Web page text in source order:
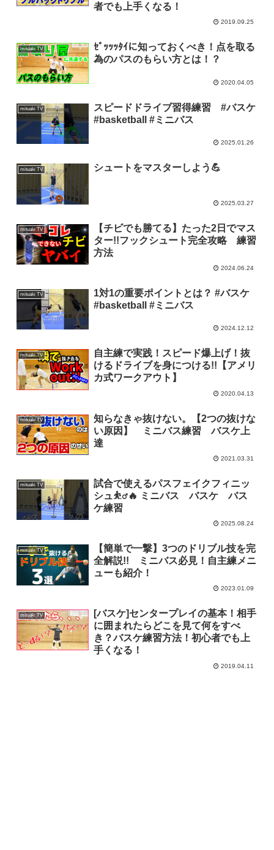
者でも上手くなる！
2019.09.25
mituaki TV
ｾﾞｯｯｯﾀｲに知っておくべき！点を取る
為のパスのもらい方とは！？
2020.04.05
mituaki TV
スピードドライブ習得練習 #バスケ
#basketball #ミニバス
2025.01.26
mituaki TV シュートをマスターしよう💪
2025.03.27
mituaki TV
【チビでも勝てる】たった2日でマス
ター!!フックシュート完全攻略 練習
方法
2024.06.24
mituaki TV
1対1の重要ポイントとは？ #バスケ
#basketball #ミニバス
2024.12.12
mituaki TV
自主練で実践！スピード爆上げ！抜
けるドライブを身につける!!【アメリ
カ式ワークアウト】
2020.04.13
mituaki TV
知らなきゃ抜けない。【2つの抜けな
い原因】 ミニバス練習 バスケ上
達
2021.03.31
mituaki TV
試合で使えるパスフェイクフィニッ
シュ⛹️‍♂️🔥 ミニバス バスケ バス
ケ練習
2025.08.24
mituaki TV
【簡単で一撃】3つのドリブル技を完
全解説!! ミニバス必見！自主練メニ
ューも紹介！
2023.01.09
mituaki TV
[バスケ]センタープレイの基本！相手
に囲まれたらどこを見て何をすべ
き？バスケ練習方法！初心者でも上
手くなる！
2019.04.11